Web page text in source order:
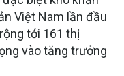
Việt Nam lần đầu
tới 161 thị
vào tăng trưởng